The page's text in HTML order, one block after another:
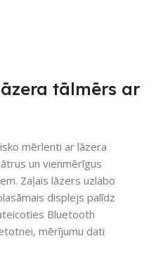
tālmērs ar
mērlenti ar lāzera
un vienmērīgus
Zaļais lāzers uzlabo
displejs palīdz
Bluetooth
mērījumu dati